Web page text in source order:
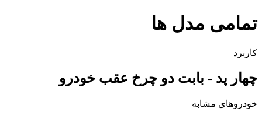
تمامی مدل ها
کاربرد
چهار پد - بابت دو چرخ عقب خودرو
خودروهای مشابه